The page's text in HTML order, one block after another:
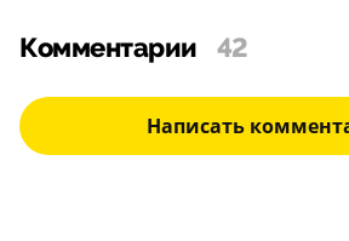
Комментарии 42
Написать